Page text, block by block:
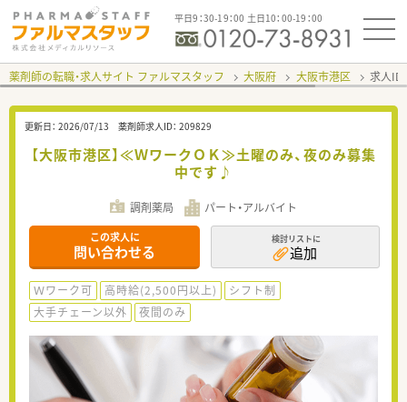
平日9：30-19：00 土日10：00-19：00
薬剤師の転職・求人サイト ファルマスタッフ 大阪府 大阪市港区 求人ID
更新日： 2026/07/13 薬剤師求人ID： 209829
【大阪市港区】≪ＷワークＯＫ≫土曜のみ、夜のみ募集
中です♪
調剤薬局 パート・アルバイト
この求人に
問い合わせる
検討リストに
追加
Ｗワーク可 高時給(2,500円以上)
シフト制
大手チェーン以外
夜間のみ